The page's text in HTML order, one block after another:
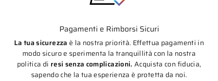
Pagamenti e Rimborsi Sicuri
La tua sicurezza è la nostra priorità. Effettua pagamenti in
modo sicuro e sperimenta la tranquillità con la nostra
politica di resi senza complicazioni. Acquista con fiducia,
sapendo che la tua esperienza è protetta da noi.